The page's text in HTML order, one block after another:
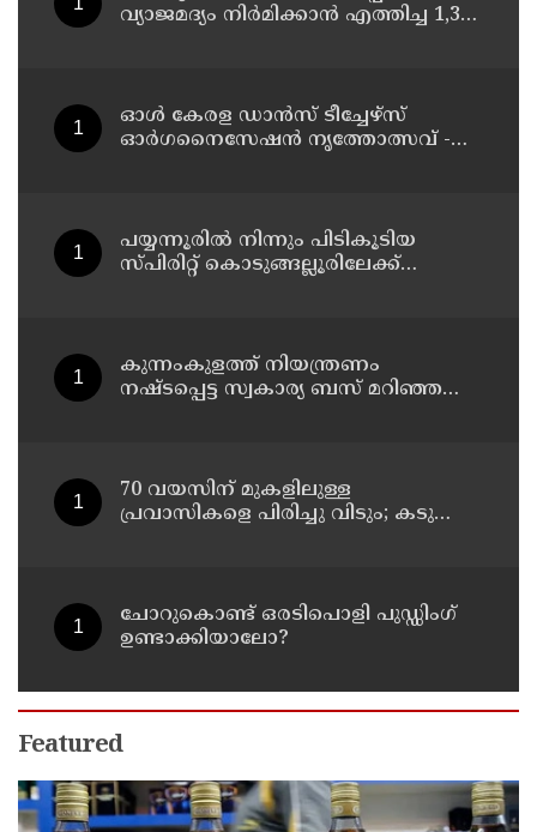
വ്യാജമദ്യം നിർമിക്കാൻ എത്തിച്ച 1,350
ഓൾ കേരള ഡാൻസ് ടീച്ചേഴ്സ്
ഓർഗനൈസേഷൻ നൃത്തോത്സവ് -
പയ്യന്നൂരിൽ നിന്നും പിടികൂടിയ
സ്പിരിറ്റ് കൊടുങ്ങല്ലൂരിലേക്ക്
കുന്നംകുളത്ത് നിയന്ത്രണം
നഷ്ടപ്പെട്ട സ്വകാര്യ ബസ് മറിഞ്ഞ
70 വയസിന് മുകളിലുള്ള
പ്രവാസികളെ പിരിച്ചു വിടും; കടുത്ത
ചോറുകൊണ്ട് ഒരടിപൊളി പുഡ്ഡിംഗ്
ഉണ്ടാക്കിയാലോ?
Featured